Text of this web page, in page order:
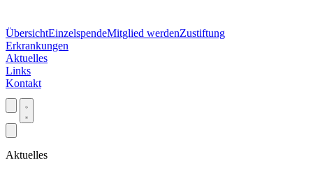
ÜbersichtEinzelspendeMitglied werdenZustiftung
Erkrankungen
Aktuelles
Links
Kontakt
Aktuelles